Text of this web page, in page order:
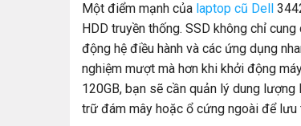
Một điểm mạnh của laptop cũ Dell
HDD truyền thống. SSD không chỉ
động hệ điều hành và các ứng dụng
nghiệm mượt mà hơn khi khởi động
120GB, bạn sẽ cần quản lý dung
trữ đám mây hoặc ổ cứng ngoài để lưu